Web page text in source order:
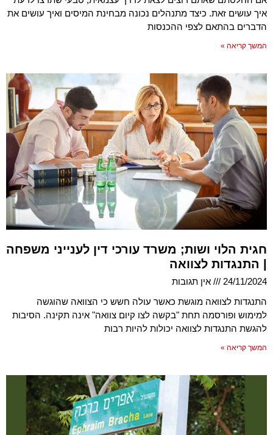
איך עושים זאת. כיצד מתנהלים נכונה מבחינת המיסים ואיך עושים את
הדברים בהתאם לצפי ההכנסות
המשך קריאה »
חגית הלוי ושות; משרד עורכי דין לענייני משפחה
| התנגדות לצוואה
24/11/2024
אין תגובות
התנגדות לצוואה מוגשת כאשר עולה חשש כי הצוואה שהוגשה
למימוש ופורסמה תחת "בקשה לצו קיום צוואה" אינה תקינה. הסיבות
להגשת התנגדות לצוואה יכולות להיות רבות
המשך קריאה »